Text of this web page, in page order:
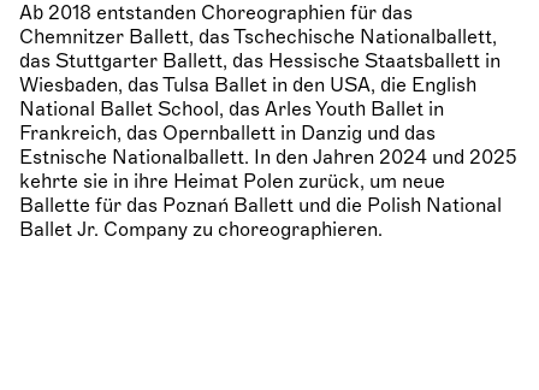
Ab 2018 entstanden Choreographien für das
Chemnitzer Ballett, das Tschechische Nationalballett,
das Stuttgarter Ballett, das Hessische Staatsballett in
Wiesbaden, das Tulsa Ballet in den USA, die English
National Ballet School, das Arles Youth Ballet in
Frankreich, das Opernballett in Danzig und das
Estnische Nationalballett. In den Jahren 2024 und 2025
kehrte sie in ihre Heimat Polen zurück, um neue
Ballette für das Poznań Ballett und die Polish National
Ballet Jr. Company zu choreographieren.